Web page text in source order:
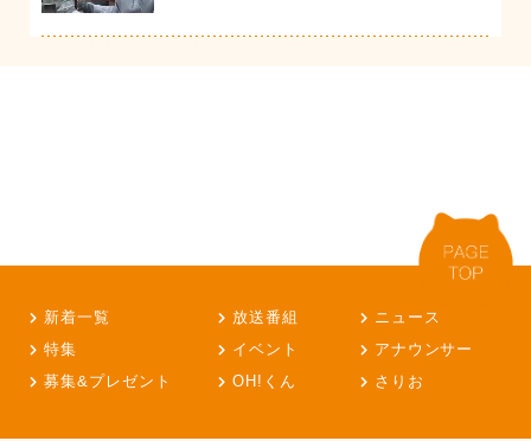
新着一覧 放送番組
ニュース
特集
イベント
アナウンサー
募集&プレゼント
OH!くん さりお